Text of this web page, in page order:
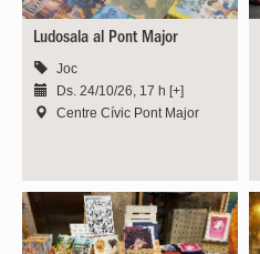
Ludosala al Pont Major
Joc
Ds. 24/10/26, 17 h [+]
Centre Cívic Pont Major